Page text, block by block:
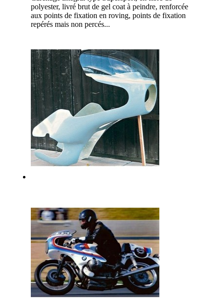
polyester, livré brut de gel coat à peindre, renforcée
aux points de fixation en roving, points de fixation
repérés mais non percés...